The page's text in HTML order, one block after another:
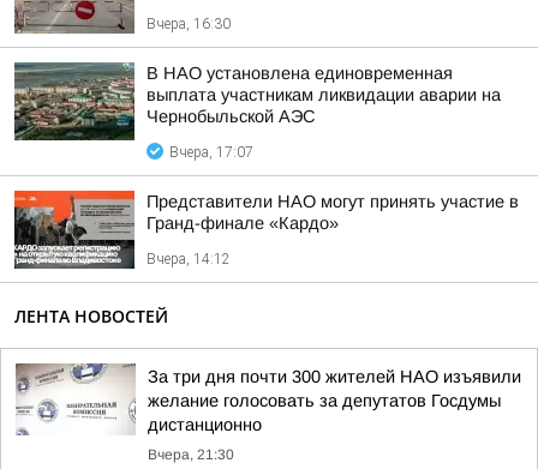
Вчера, 16:30
В НАО установлена единовременная
выплата участникам ликвидации аварии на
Чернобыльской АЭС
Вчера, 17:07
Представители НАО могут принять участие в
Гранд-финале «Кардо»
Вчера, 14:12
ЛЕНТА НОВОСТЕЙ
За три дня почти 300 жителей НАО изъявили
желание голосовать за депутатов Госдумы
дистанционно
Вчера, 21:30